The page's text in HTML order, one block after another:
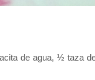
de agua, ½ taza